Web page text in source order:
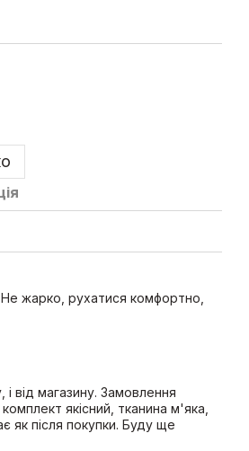
жарко, рухатися комфортно,
від магазину. Замовлення
якісний, тканина м'яка,
як після покупки. Буду ще